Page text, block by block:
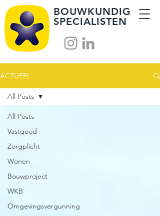
BOUWKUNDIG
SPECIALISTEN
ACTUEEL
All Posts
Vastgoed
Zorgplicht
Wonen
Bouwproject
WKB
Omgevingsvergunning
All Posts